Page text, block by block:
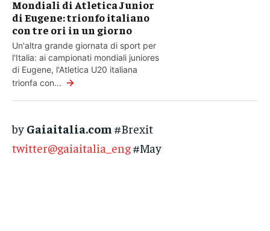
Mondiali di Atletica Junior
di Eugene: trionfo italiano
con tre ori in un giorno
Un'altra grande giornata di sport per
l'Italia: ai campionati mondiali juniores
di Eugene, l'Atletica U20 italiana
trionfa con... →
by Gaiaitalia.com #Brexit
twitter@gaiaitalia_eng#May